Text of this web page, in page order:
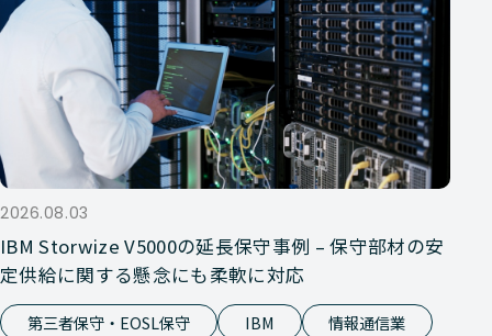
2026.08.03
IBM Storwize V5000の延長保守事例 – 保守部材の安
定供給に関する懸念にも柔軟に対応
第三者保守・EOSL保守 IBM
情報通信業